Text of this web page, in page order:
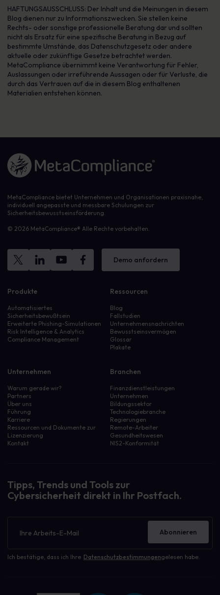
HAFTUNGSAUSSCHLUSS: Der Inhalt und die Meinungen in diesem
Blog dienen nur zu Informationszwecken. Sie stellen keine
Rechts- oder sonstige professionelle Beratung dar und sollten
nicht als Ersatz für eine spezifische Beratung in Bezug auf
bestimmte Umstände, das Datenschutzgesetz oder andere
aktuelle oder zukünftige Gesetze betrachtet werden.
MetaCompliance übernimmt keine Verantwortung für Fehler,
Auslassungen oder irreführende Aussagen oder für Verluste, die
durch das Vertrauen auf die in diesem Blog enthaltenen
Materialien entstehen können.
Link zur Homepage
MetaCompliance bietet Unternehmen und Organisationen praxisnahe,
individuell angepasste und messbare Schulungen zur
Sicherheitsbewusstseinsförderung.
© 2026 MetaCompliance® Alle Rechte vorbehalten.
Demo anfordern
Produkte
Automatisiertes
Sicherheitsbewußtsein
Erweiterte Phishing-Simulationen
Risk Intelligence & Analytics
Compliance Management
Ressourcen
Blog
Fallstudien
Unternehmensnachrichten
Bewusstseinsvermögen
Glossar
Plakate
Unternehmen
Warum gerade wir?
Partners
Über uns
Führung
Karriere
Ressourcen und Dokumente zur
Lizenzierung
Kontakt
Branchen
Finanzdienstleistungen
Unternehmen
Bildungssektor
Technologiebranche
Regierungen
Remote-Arbeiter
Gesundheitswesen
NIS2-Konformität
Tipps, Trends und Tools zur
Cybersicherheit direkt in Ihr Postfach.
Ich bestätige, dass ich Ihre Datenschutzbestimmungengelesen habe.
Abonnieren